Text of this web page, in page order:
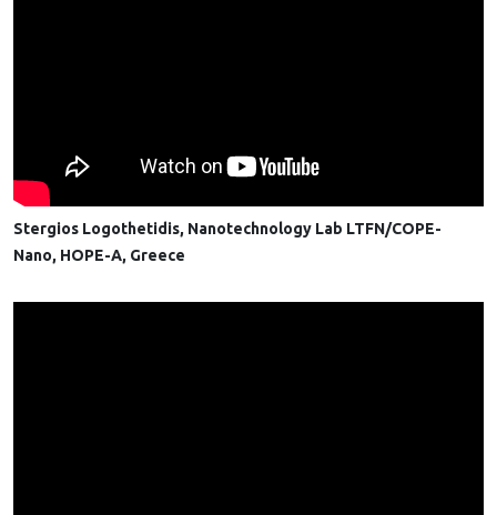
Stergios Logothetidis, Nanotechnology Lab LTFN/COPE-
Nano, HOPE-A, Greece